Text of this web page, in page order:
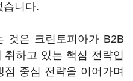
습니다.
것은 크린토피아가 B2B
하고 있는 핵심 전략입
중심 전략을 이어가며